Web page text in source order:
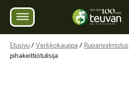
Etusivu/Verkkokauppa/Ruoanvalmistus
pihakeittiötulisija